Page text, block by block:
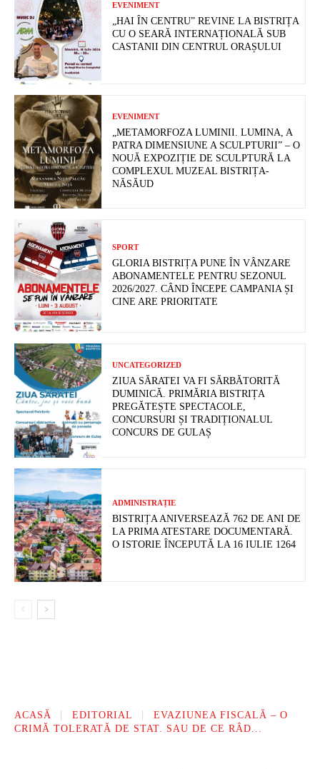
EVENIMENT
„HAI ÎN CENTRU” REVINE LA BISTRIȚA
CU O SEARĂ INTERNAȚIONALĂ SUB
CASTANII DIN CENTRUL ORAȘULUI
EVENIMENT
„METAMORFOZA LUMINII. LUMINA, A
PATRA DIMENSIUNE A SCULPTURII” – O
NOUĂ EXPOZIȚIE DE SCULPTURĂ LA
COMPLEXUL MUZEAL BISTRIȚA-
NĂSĂUD
SPORT
GLORIA BISTRIȚA PUNE ÎN VÂNZARE
ABONAMENTELE PENTRU SEZONUL
2026/2027. CÂND ÎNCEPE CAMPANIA ȘI
CINE ARE PRIORITATE
UNCATEGORIZED
ZIUA SĂRATEI VA FI SĂRBĂTORITĂ
DUMINICĂ. PRIMĂRIA BISTRIȚA
PREGĂTEȘTE SPECTACOLE,
CONCURSURI ȘI TRADIȚIONALUL
CONCURS DE GULAȘ
ADMINISTRAȚIE
BISTRIȚA ANIVERSEAZĂ 762 DE ANI DE
LA PRIMA ATESTARE DOCUMENTARĂ.
O ISTORIE ÎNCEPUTĂ LA 16 IULIE 1264